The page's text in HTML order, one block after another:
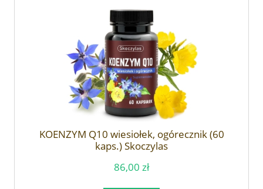
KOENZYM Q10 wiesiołek, ogórecznik (60
kaps.) Skoczylas
86,00 zł